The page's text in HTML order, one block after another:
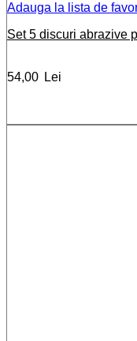
Adauga la lista de
Set 5 discuri abrazive
54,00 Lei